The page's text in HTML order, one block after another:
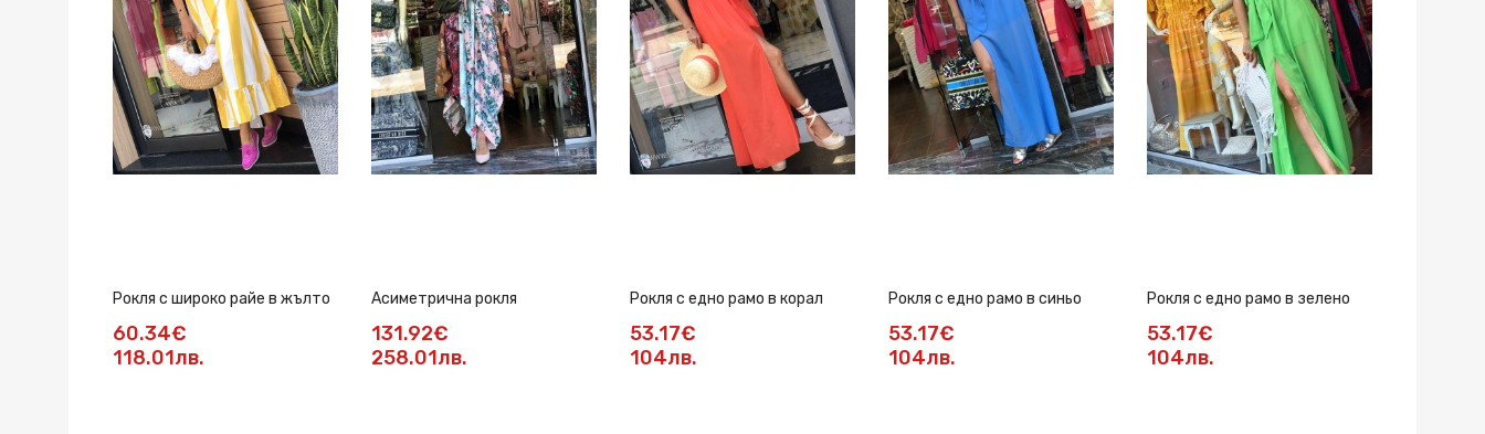
Рокля с широко райе в жълто
60.34€
118.01лв.
Асиметрична рокля
131.92€
258.01лв.
Рокля с едно рамо в корал
53.17€
104лв.
Рокля с едно рамо в синьо
53.17€
104лв.
Рокля с едно рамо в зелено
53.17€
104лв.